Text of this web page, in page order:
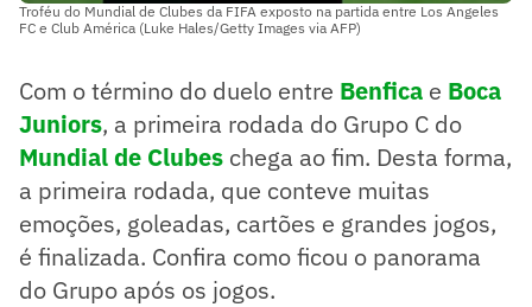
Troféu do Mundial de Clubes da FIFA exposto na partida entre Los Angeles
FC e Club América (Luke Hales/Getty Images via AFP)
Com o término do duelo entre Benfica e Boca
Juniors, a primeira rodada do Grupo C do
Mundial de Clubes chega ao fim. Desta forma,
a primeira rodada, que conteve muitas
emoções, goleadas, cartões e grandes jogos,
é finalizada. Confira como ficou o panorama
do Grupo após os jogos.